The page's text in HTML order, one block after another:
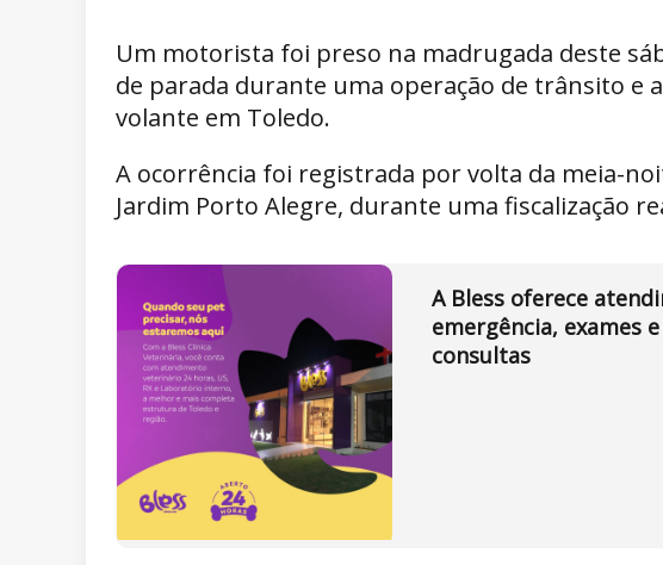
Um motorista foi preso na madrugada deste
de parada durante uma operação de trânsito e
volante em Toledo.
A ocorrência foi registrada por volta da meia-
Jardim Porto Alegre, durante uma fiscalização
A Bless oferece
emergência, exames
consultas